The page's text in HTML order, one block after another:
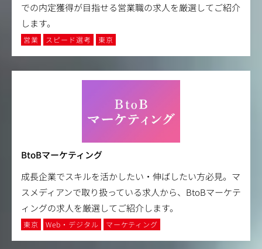
での内定獲得が目指せる営業職の求人を厳選してご紹介
します。
営業 スピード選考 東京
BtoBマーケティング
成長企業でスキルを活かしたい・伸ばしたい方必見。マ
スメディアンで取り扱っている求人から、BtoBマーケテ
ィングの求人を厳選してご紹介します。
東京 Web・デジタル マーケティング